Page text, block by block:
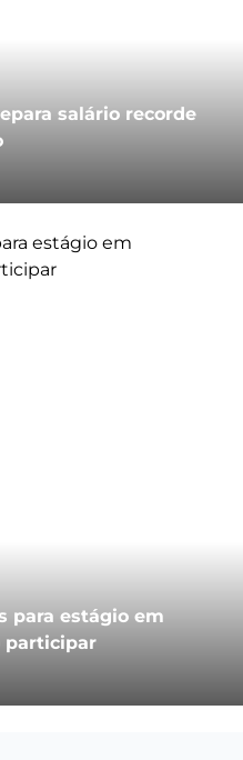
salário recorde
para estágio em
participar